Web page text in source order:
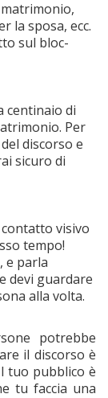
matrimonio,
la sposa, ecc.
sul bloc-
centinaio di
Per
discorso e
sicuro di
visivo
tempo!
e parla
devi guardare
alla volta.
potrebbe
il discorso è
tuo pubblico è
tu faccia una